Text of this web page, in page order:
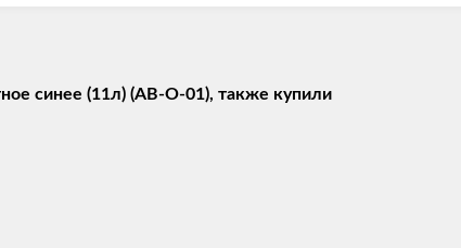
синее (11л) (AB-O-01), также купили